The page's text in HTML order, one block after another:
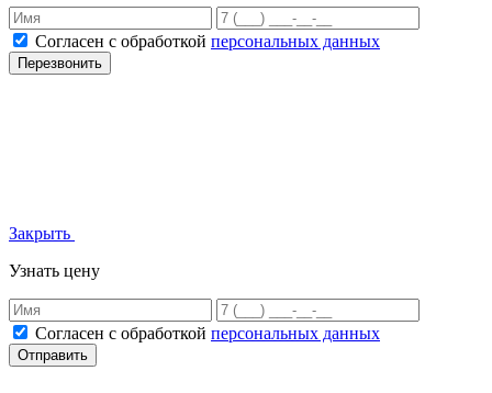
Согласен с обработкой персональных данных
Перезвонить
Закрыть
Узнать цену
Согласен с обработкой персональных данных
Отправить